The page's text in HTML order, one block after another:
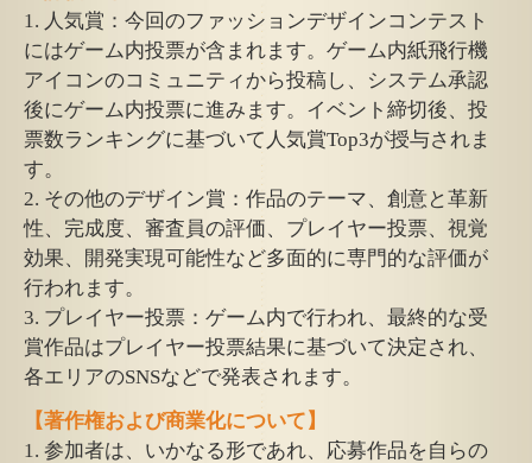
1. 人気賞：今回のファッションデザインコンテスト
にはゲーム内投票が含まれます。ゲーム内紙飛行機
アイコンのコミュニティから投稿し、システム承認
後にゲーム内投票に進みます。イベント締切後、投
票数ランキングに基づいて人気賞Top3が授与されま
す。
2. その他のデザイン賞：作品のテーマ、創意と革新
性、完成度、審査員の評価、プレイヤー投票、視覚
効果、開発実現可能性など多面的に専門的な評価が
行われます。
3. プレイヤー投票：ゲーム内で行われ、最終的な受
賞作品はプレイヤー投票結果に基づいて決定され、
各エリアのSNSなどで発表されます。
【著作権および商業化について】
1. 参加者は、いかなる形であれ、応募作品を自らの